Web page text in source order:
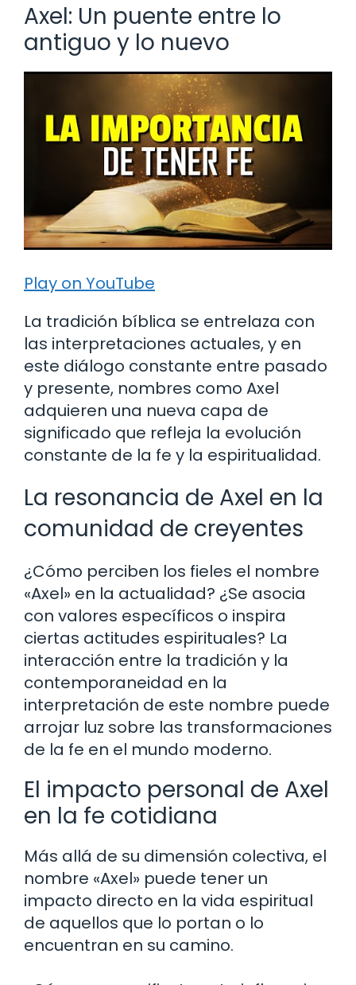
Axel: Un puente entre lo
antiguo y lo nuevo
Play on YouTube
La tradición bíblica se entrelaza con
las interpretaciones actuales, y en
este diálogo constante entre pasado
y presente, nombres como Axel
adquieren una nueva capa de
significado que refleja la evolución
constante de la fe y la espiritualidad.
La resonancia de Axel en la
comunidad de creyentes
¿Cómo perciben los fieles el nombre
«Axel» en la actualidad? ¿Se asocia
con valores específicos o inspira
ciertas actitudes espirituales? La
interacción entre la tradición y la
contemporaneidad en la
interpretación de este nombre puede
arrojar luz sobre las transformaciones
de la fe en el mundo moderno.
El impacto personal de Axel
en la fe cotidiana
Más allá de su dimensión colectiva, el
nombre «Axel» puede tener un
impacto directo en la vida espiritual
de aquellos que lo portan o lo
encuentran en su camino.